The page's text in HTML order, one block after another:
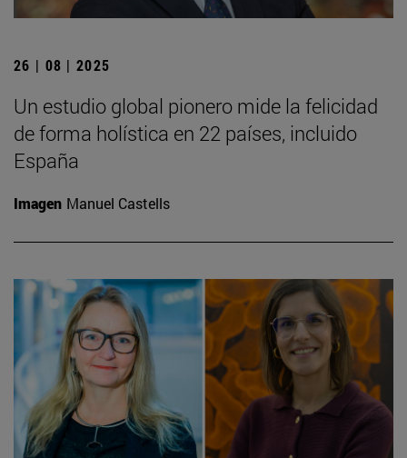
26 | 08 | 2025
Un estudio global pionero mide la felicidad
de forma holística en 22 países, incluido
España
Imagen Manuel Castells